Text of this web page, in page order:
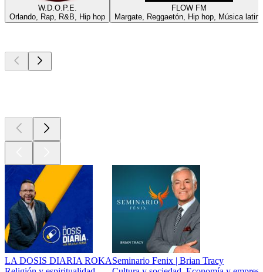
W.D.O.P.E.
Orlando, Rap, R&B, Hip hop
FLOW FM
Margate, Reggaetón, Hip hop, Música latina
LA DOSIS DIARIA ROKASeminario Fenix | Brian Tracy